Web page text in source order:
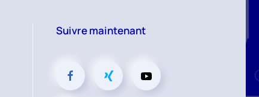
Suivre maintenant